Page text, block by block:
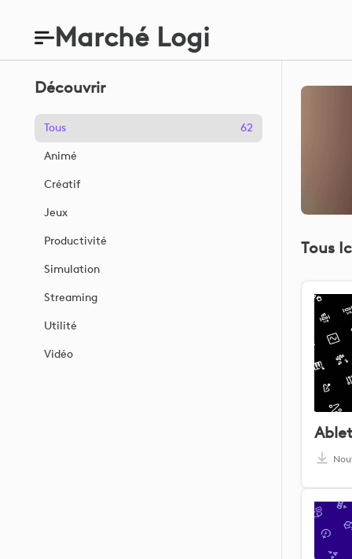
Marché Logi
Découvrir
Tous 62
Animé
Créatif
Jeux
Productivité
Simulation
Streaming
Utilité
Vidéo
Tous